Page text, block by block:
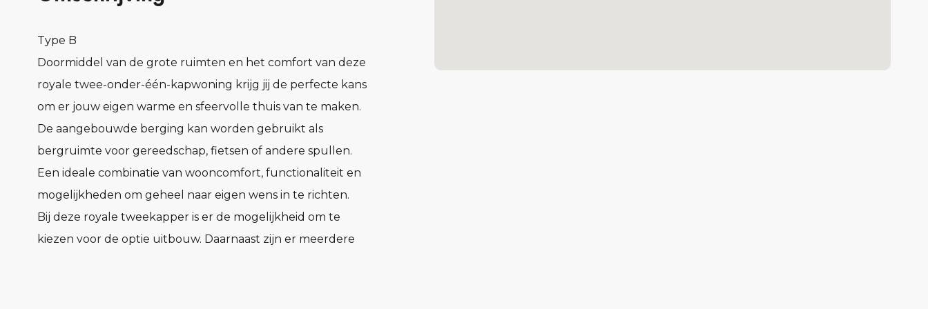
Type B
Doormiddel van de grote ruimten en het comfort van deze
royale twee-onder-één-kapwoning krijg jij de perfecte kans
om er jouw eigen warme en sfeervolle thuis van te maken.
De aangebouwde berging kan worden gebruikt als
bergruimte voor gereedschap, fietsen of andere spullen.
Een ideale combinatie van wooncomfort, functionaliteit en
mogelijkheden om geheel naar eigen wens in te richten.
Bij deze royale tweekapper is er de mogelijkheid om te
kiezen voor de optie uitbouw. Daarnaast zijn er meerdere